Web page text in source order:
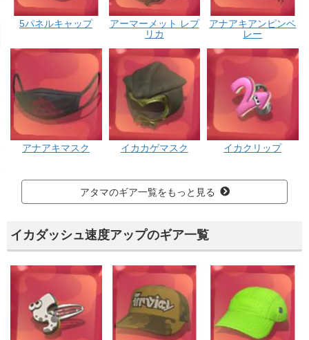
5パネルキャップ
アーマーメット レプ
リカ
アナアキアンピンベ
レー
アナアキマスク イカカゲマスク イカクリップ
アタマのギア一覧をもっと見る
イカダッシュ速度アップのギア一覧